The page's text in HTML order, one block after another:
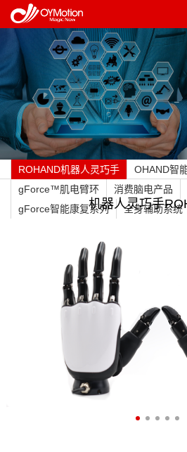
ROHAND机器人灵巧手
OHAND智
gForce™肌电臂环
消费脑电产品
gForce智能康复系列
全身辅助系统
机器人灵巧手